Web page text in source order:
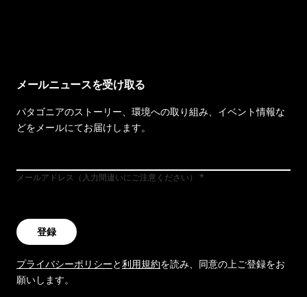
メールニュースを受け取る
パタゴニアのストーリー、環境への取り組み、イベント情報な
どをメールにてお届けします。
メールアドレス（入力間違いにご注意ください）
登録
プライバシーポリシーと利用規約を読み、同意の上ご登録をお
願いします。